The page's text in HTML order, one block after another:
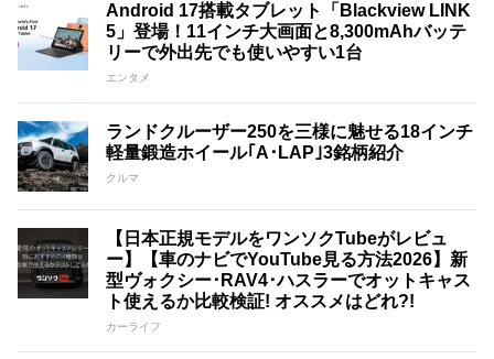
Android 17搭載タブレット「Blackview LINK
5」登場！11インチ大画面と8,300mAhバッテ
リーで外出先でも使いやすい1台
エンタメ
ランドクルーザー250を三様に魅せる18インチ
軽量鍛造ホイール｢A･LAP｣3銘柄紹介
クルマ
【日本正規モデルをワンソクTubeがレビュ
ー】【車のナビでYouTube見る方法2026】新
型ヴォクシー･RAV4･ハスラーでオットキャス
ト使えるか比較検証! オススメはどれ?!
カーライフ